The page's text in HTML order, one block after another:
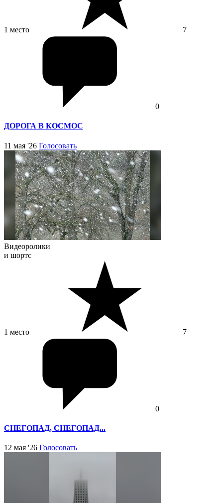
1 место 7
0
ДОРОГА В КОСМОС
11 мая '26 Голосовать
Видеоролики
и шортс
1 место 7
0
СНЕГОПАД, СНЕГОПАД...
12 мая '26 Голосовать